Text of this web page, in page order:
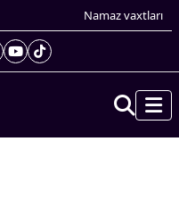
Namaz vaxtları